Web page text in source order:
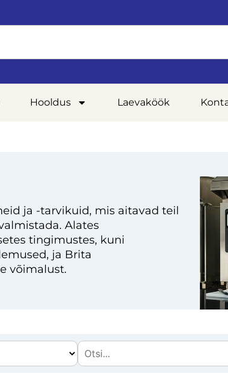
Hooldus Laevaköök
ja -tarvikuid, mis aitavad teil
Alates
tingimustes, kuni
ja Brita
võimalust.